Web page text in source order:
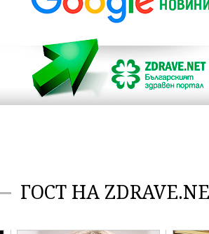
ГОСТ НА